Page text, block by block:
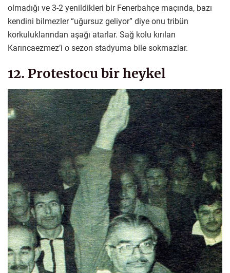
olmadığı ve 3-2 yenildikleri bir Fenerbahçe maçında, bazı
kendini bilmezler “uğursuz geliyor” diye onu tribün
korkuluklarından aşağı atarlar. Sağ kolu kırılan
Karıncaezmez’i o sezon stadyuma bile sokmazlar.
12. Protestocu bir heykel